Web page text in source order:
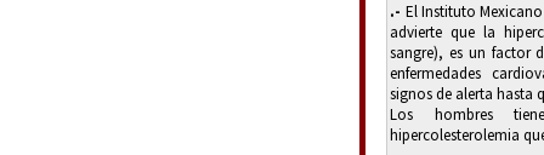
.- El Instituto Mexicano
advierte que la
sangre), es un factor
enfermedades
signos de alerta hasta
Los hombres
hipercolesterolemia